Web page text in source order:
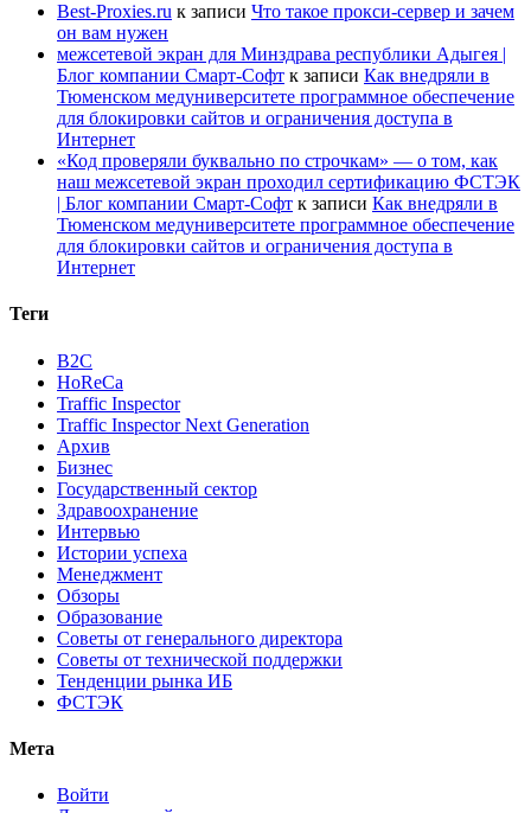
Best-Proxies.ru к записи Что такое прокси-сервер и зачем
он вам нужен
межсетевой экран для Минздрава республики Адыгея |
Блог компании Смарт-Софт к записи Как внедряли в
Тюменском медуниверситете программное обеспечение
для блокировки сайтов и ограничения доступа в
Интернет
«Код проверяли буквально по строчкам» — о том, как
наш межсетевой экран проходил сертификацию ФСТЭК
| Блог компании Смарт-Софт к записи Как внедряли в
Тюменском медуниверситете программное обеспечение
для блокировки сайтов и ограничения доступа в
Интернет
Теги
B2C
HoReCa
Traffic Inspector
Traffic Inspector Next Generation
Архив
Бизнес
Государственный сектор
Здравоохранение
Интервью
Истории успеха
Менеджмент
Обзоры
Образование
Советы от генерального директора
Советы от технической поддержки
Тенденции рынка ИБ
ФСТЭК
Мета
Войти